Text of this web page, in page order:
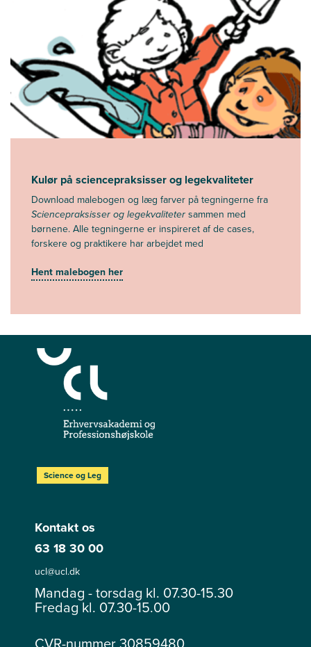
Kulør på sciencepraksisser og legekvaliteter
Download malebogen og læg farver på tegningerne fra
Sciencepraksisser og legekvalitetersammen med
børnene. Alle tegningerne er inspireret af de cases,
forskere og praktikere har arbejdet med
Hent malebogen her
Science og Leg
Kontakt os
63 18 30 00
ucl@ucl.dk
Mandag - torsdag kl. 07.30-15.30
Fredag kl. 07.30-15.00